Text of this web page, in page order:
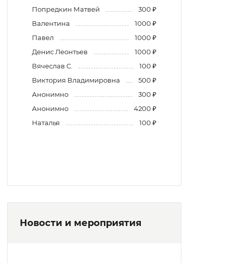
Попредкин Матвей
300 ₽
Валентина
1000 ₽
Павел
1000 ₽
Денис Леонтьев
1000 ₽
Вячеслав С.
100 ₽
Виктория Владимировна
500 ₽
Анонимно
300 ₽
Анонимно
4200 ₽
Наталья
100 ₽
Новости и мероприятия